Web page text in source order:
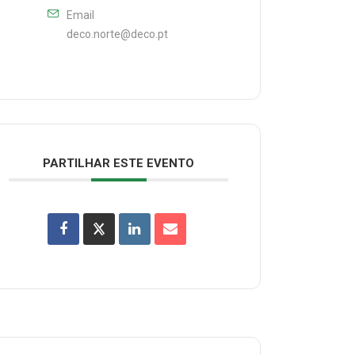
Email
deco.norte@deco.pt
PARTILHAR ESTE EVENTO